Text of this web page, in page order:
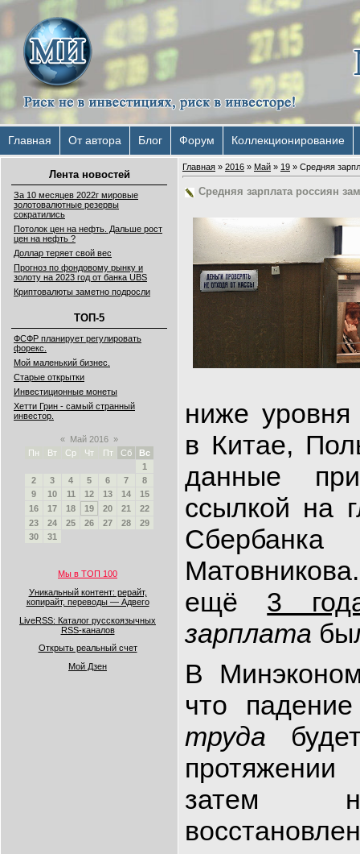
Главная От автора Блог Форум Коллекционирование
Лента новостей
За 10 месяцев 2022г мировые
золотовалютные резервы
сократились
Потолок цен на нефть. Дальше рост
цен на нефть ?
Доллар теряет свой вес
Прогноз по фондовому рынку и
золоту на 2023 год от банка UBS
Криптовалюты заметно подросли
ТОП-5
ФСФР планирует регулировать
форекс.
Мой маленький бизнес.
Старые открытки
Инвестиционные монеты
Хетти Грин - самый странный
инвестор.
« Май 2016 »
Пн
Вт Ср Чт Пт Сб
Вс
1
2
3 4 5 6 7
8
9
10 11 12 13 14
15
16
17 18 19 20 21
22
23
24 25 26 27 28
29
30
31
Мы в ТОП 100
Уникальный контент: рерайт,
копирайт, переводы — Адвего
LiveRSS: Каталог русскоязычных
RSS-каналов
Открыть реальный счет
Мой Дзен
Главная » 2016 » Май » 19 » Cредняя
Cредняя зарплата россиян
ниже
в Китае,
данные
ссылкой на
ещё 3
зарплата
В
что
труда
затем